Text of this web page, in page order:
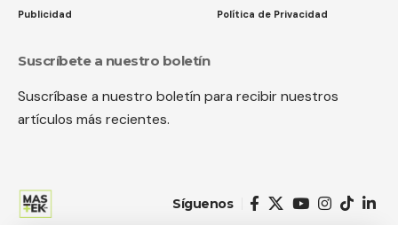
Publicidad Política de Privacidad
Suscríbete a nuestro boletín
Suscríbase a nuestro boletín para recibir nuestros
artículos más recientes.
Síguenos